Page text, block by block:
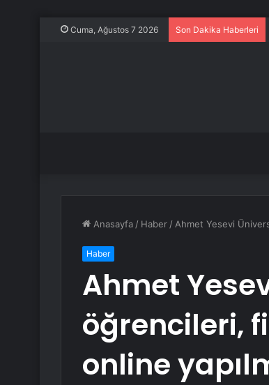
Cuma, Ağustos 7 2026 Son Dakika Haberleri
Anasayfa / Haber / Ahmet Yesevi
Haber
Ahmet
öğrencileri,
online